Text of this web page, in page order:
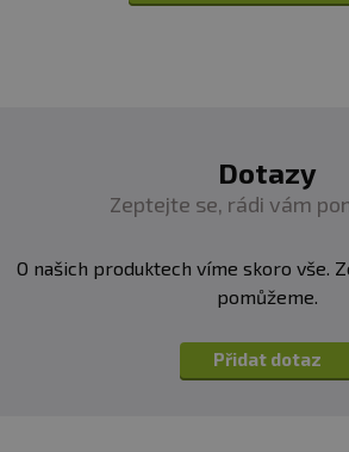
Dotazy
Zeptejte se, rádi vám
O našich produktech víme skoro vše.
pomůžeme.
Přidat dotaz